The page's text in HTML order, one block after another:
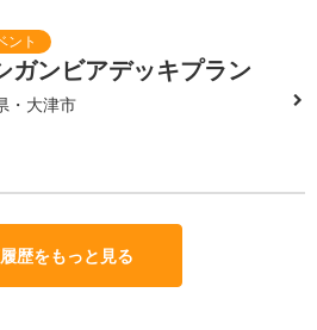
ガンビアデッキプラン
・大津市
歴をもっと見る